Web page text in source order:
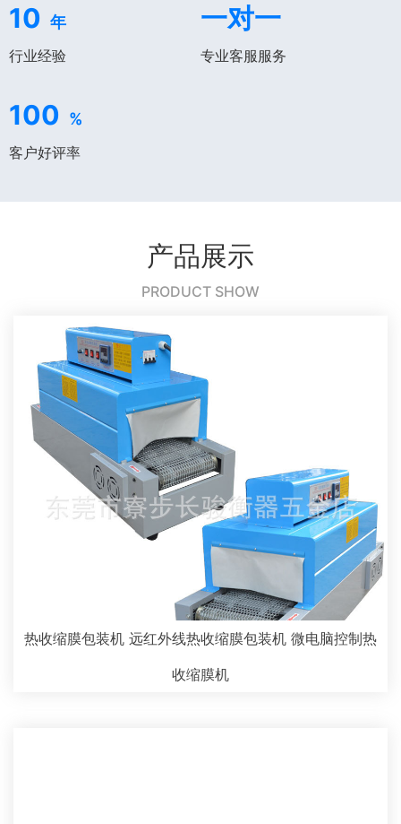
10 年
行业经验
一对一
专业客服服务
100 %
客户好评率
产品展示
PRODUCT SHOW
热收缩膜包装机 远红外线热收缩膜包装机 微电脑控制热
收缩膜机